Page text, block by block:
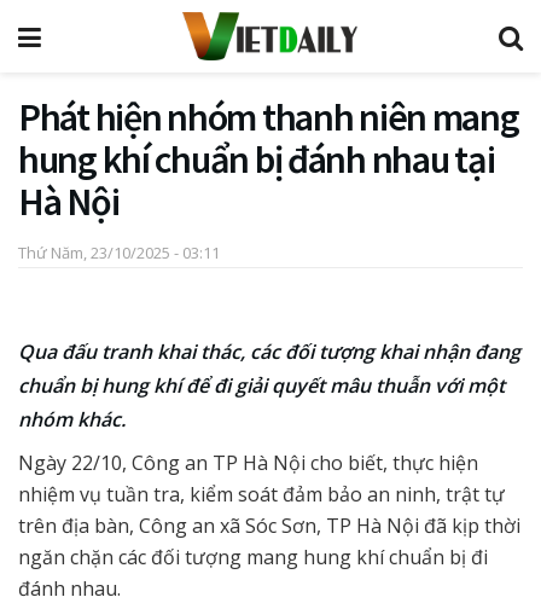
Phát hiện nhóm thanh niên mang
hung khí chuẩn bị đánh nhau tại
Hà Nội
Thứ Năm, 23/10/2025 - 03:11
Qua đấu tranh khai thác, các đối tượng khai nhận đang
chuẩn bị hung khí để đi giải quyết mâu thuẫn với một
nhóm khác.
Ngày 22/10, Công an TP Hà Nội cho biết, thực hiện
nhiệm vụ tuần tra, kiểm soát đảm bảo an ninh, trật tự
trên địa bàn, Công an xã Sóc Sơn, TP Hà Nội đã kịp thời
ngăn chặn các đối tượng mang hung khí chuẩn bị đi
đánh nhau.